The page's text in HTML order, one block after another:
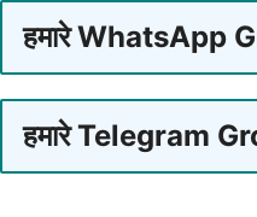
हमारे WhatsApp
हमारे Telegram